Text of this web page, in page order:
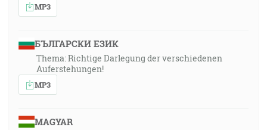
MP3
БЪЛГАРСКИ ЕЗИК
Thema: Richtige Darlegung der verschiedenen
Auferstehungen!
MP3
MAGYAR